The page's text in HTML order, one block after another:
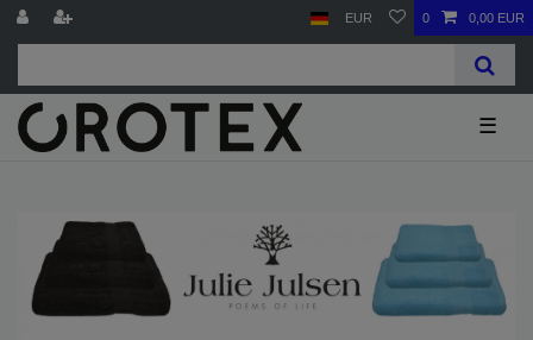
EUR 0 0,00 EUR
☰